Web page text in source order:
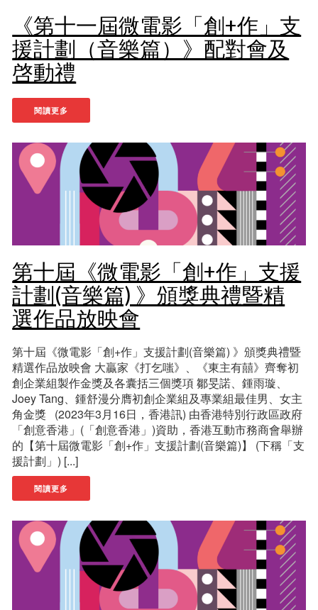
《第十一屆微電影「創+作」支
援計劃（音樂篇）》配對會及
啓動禮
閱讀更多
第十屆《微電影「創+作」支援
計劃(音樂篇) 》頒獎典禮暨精
選作品放映會
第十屆《微電影「創+作」支援計劃(音樂篇) 》頒獎典禮暨
精選作品放映會 大贏家《打乞嗤》、《東主有囍》齊奪初
創企業組製作金獎及各囊括三個獎項 鄒旻諾、鍾雨璇、
Joey Tang、鍾舒漫分膺初創企業組及專業組最佳男、女主
角金獎 (2023年3月16日，香港訊) 由香港特別行政區政府
「創意香港」(「創意香港」)資助，香港互動市務商會舉辦
的【第十屆微電影「創+作」支援計劃(音樂篇)】 (下稱「支
援計劃」) [...]
閱讀更多